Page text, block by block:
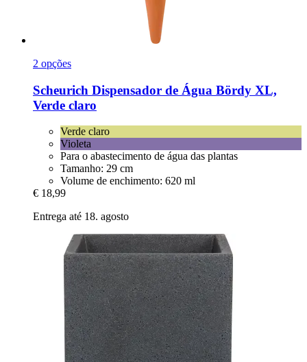
2 opções
Scheurich Dispensador de Água Bördy XL,
Verde claro
Verde claro
Violeta
Para o abastecimento de água das plantas
Tamanho: 29 cm
Volume de enchimento: 620 ml
€ 18,99
Entrega até 18. agosto